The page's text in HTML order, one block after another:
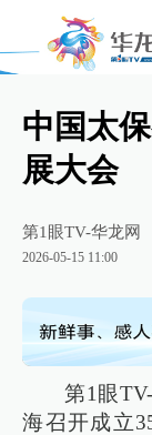
中国太
展大会
第1眼TV-华龙网
2026-05-15 11:00
第1眼
海召开成立